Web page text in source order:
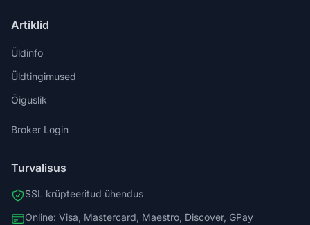
Artiklid
Üldinfo
Üldtingimused
Õiguslik
Broker Login
Turvalisus
SSL krüpteeritud ühendus
Online: Visa, Mastercard, Maestro, Discover, GPay